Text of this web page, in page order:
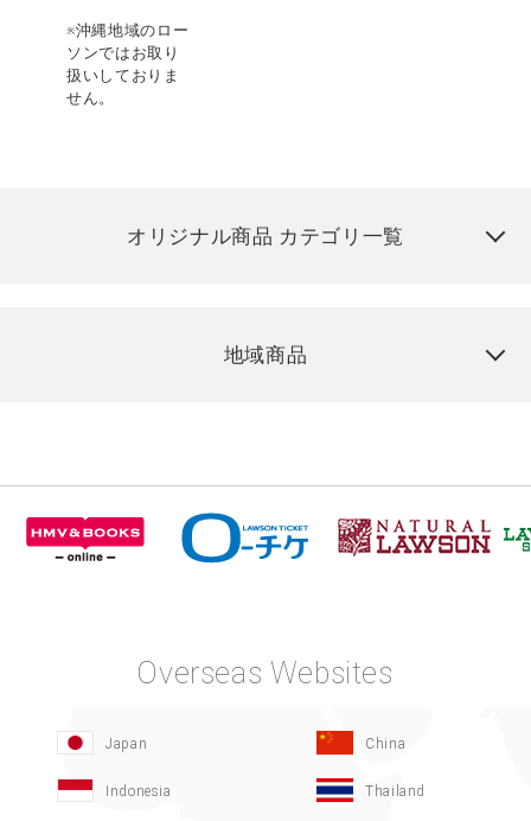
※沖縄地域のロー
ソンではお取り
扱いしておりま
せん。
オリジナル商品 カテゴリ一覧
地域商品
Overseas Websites
Japan China
Indonesia Thailand